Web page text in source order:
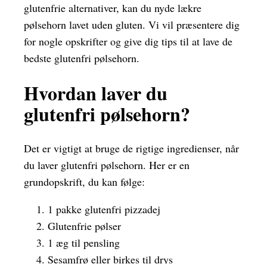
glutenfrie alternativer, kan du nyde lækre
pølsehorn lavet uden gluten. Vi vil præsentere dig
for nogle opskrifter og give dig tips til at lave de
bedste glutenfri pølsehorn.
Hvordan laver du
glutenfri pølsehorn?
Det er vigtigt at bruge de rigtige ingredienser, når
du laver glutenfri pølsehorn. Her er en
grundopskrift, du kan følge:
1 pakke glutenfri pizzadej
Glutenfrie pølser
1 æg til pensling
Sesamfrø eller birkes til drys